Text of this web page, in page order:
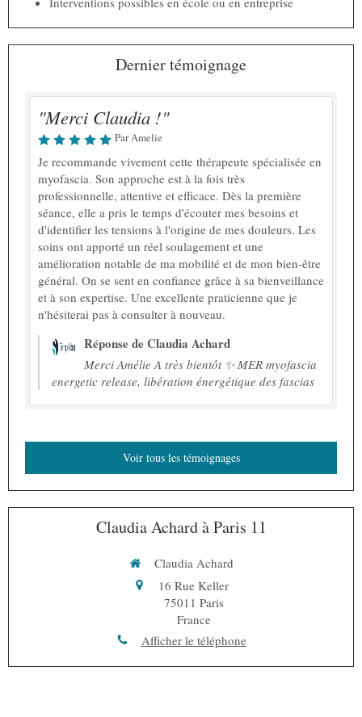
Dernier témoignage
"Merci Claudia !"
Par Amelie
Je recommande vivement cette thérapeute spécialisée en
myofascia. Son approche est à la fois très
professionnelle, attentive et efficace. Dès la première
séance, elle a pris le temps d'écouter mes besoins et
d'identifier les tensions à l'origine de mes douleurs. Les
soins ont apporté un réel soulagement et une
amélioration notable de ma mobilité et de mon bien-être
général. On se sent en confiance grâce à sa bienveillance
et à son expertise. Une excellente praticienne que je
n'hésiterai pas à consulter à nouveau.
Réponse de Claudia Achard
Merci Amélie A très bientôt ✨ MER myofascia
energetic release, libération énergétique des fascias
Voir tous les témoignages
Claudia Achard à Paris 11
Claudia Achard
16 Rue Keller
75011 Paris
France
Afficher le téléphone